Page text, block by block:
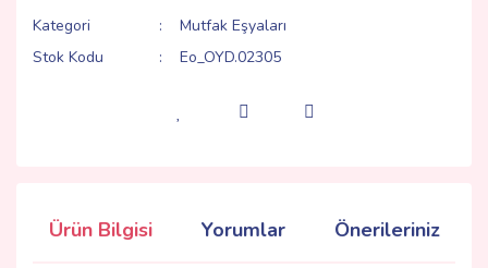
Kategori
Mutfak Eşyaları
Stok Kodu
Eo_OYD.02305
Ürün Bilgisi Yorumlar Önerileriniz